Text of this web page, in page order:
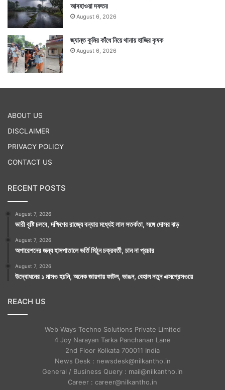
আবহাওয়া দফতর
August 6, 2026
জ্যান্ত কুমির কাঁধে নিয়ে থানায় হাজির কৃষক
August 6, 2026
ABOUT US
DISCLAIMER
PRIVACY POLICY
CONTACT US
RECENT POSTS
August 7, 2026
ভারী বৃষ্টি চলবে, দক্ষিণের রাজ্যে বন্যার মধ্যেই লাল সতর্কতা, সঙ্গে দোসর ঝড়
August 7, 2026
অপারেশনের জন্য হাসপাতালে ভর্তি মিঠুন চক্রবর্তী, চান না প্রচার
August 7, 2026
উদ্বোধনের ১ মাসও হয়নি, অনেক জায়গায় ফাটল, ভাঙন, বেহাল নতুন এক্সপ্রেসওয়ে
REACH US
Web Ways Techno Solutions Private Limited
4 Joy Narayan Tarka Panchanan Lane
2nd Floor Kolkata 700011 India
News Desk : newsdesk@nilkantho.in
General / Business Query : mail@nilkantho.in
Career : career@nilkantho.in